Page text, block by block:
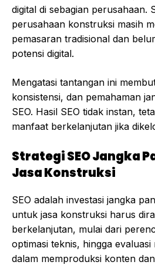
digital di sebagian perusahaan.
perusahaan konstruksi masih
pemasaran tradisional dan
potensi digital.
Mengatasi tantangan ini
konsistensi, dan pemahaman
SEO. Hasil SEO tidak instan,
manfaat berkelanjutan jika
Strategi SEO Jangka
Jasa Konstruksi
SEO adalah investasi jangka
untuk jasa konstruksi harus
berkelanjutan, mulai dari
optimasi teknis, hingga evaluasi
dalam memproduksi konten